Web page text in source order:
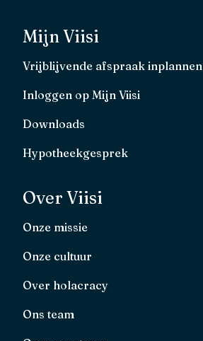
Mijn Viisi
Vrijblijvende afspraak inplannen
Inloggen op Mijn Viisi
Downloads
Hypotheekgesprek
Over Viisi
Onze missie
Onze cultuur
Over holacracy
Ons team